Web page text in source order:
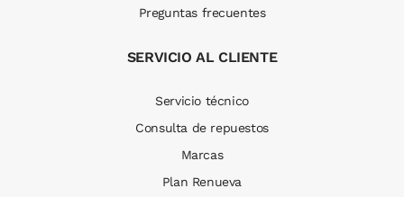
Preguntas frecuentes
SERVICIO AL CLIENTE
Servicio técnico
Consulta de repuestos
Marcas
Plan Renueva